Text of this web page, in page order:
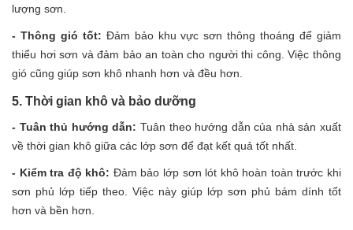
lượng sơn.
- Thông gió tốt: Đảm bảo khu vực sơn thông thoáng để giảm
thiểu hơi sơn và đảm bảo an toàn cho người thi công. Việc thông
gió cũng giúp sơn khô nhanh hơn và đều hơn.
5. Thời gian khô và bảo dưỡng
- Tuân thủ hướng dẫn: Tuân theo hướng dẫn của nhà sản xuất
về thời gian khô giữa các lớp sơn để đạt kết quả tốt nhất.
- Kiểm tra độ khô: Đảm bảo lớp sơn lót khô hoàn toàn trước khi
sơn phủ lớp tiếp theo. Việc này giúp lớp sơn phủ bám dính tốt
hơn và bền hơn.